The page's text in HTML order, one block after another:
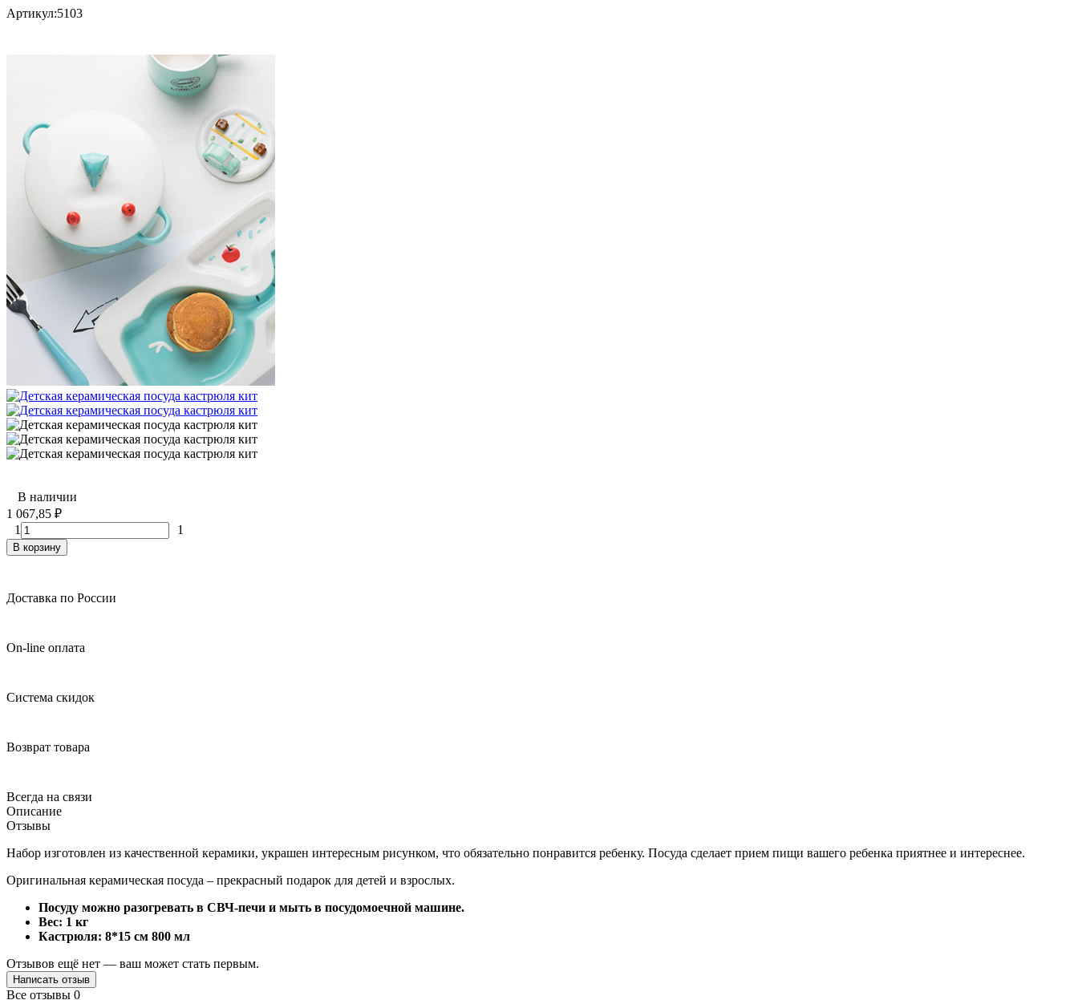
Артикул:5103
В наличии
1 067,85 ₽
1
1
В корзину
Доставка по России
On-line оплата
Система скидок
Возврат товара
Всегда на связи
Описание
Отзывы
Набор изготовлен из качественной керамики, украшен интересным рисунком, что обязательно понравится ребенку. Посуда сделает прием пищи вашего ребенка приятнее и интереснее.
Оригинальная керамическая посуда – прекрасный подарок для детей и взрослых.
Посуду можно разогревать в СВЧ-печи и мыть в посудомоечной машине.
Вес: 1 кг
Кастрюля: 8*15 см 800 мл
Отзывов ещё нет — ваш может стать первым.
Написать отзыв
Все отзывы 0